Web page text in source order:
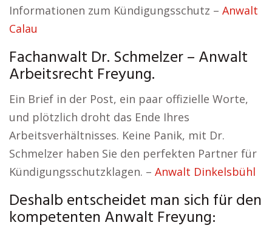
Informationen zum Kündigungsschutz – Anwalt
Calau
Fachanwalt Dr. Schmelzer – Anwalt
Arbeitsrecht Freyung.
Ein Brief in der Post, ein paar offizielle Worte,
und plötzlich droht das Ende Ihres
Arbeitsverhältnisses. Keine Panik, mit Dr.
Schmelzer haben Sie den perfekten Partner für
Kündigungsschutzklagen. – Anwalt Dinkelsbühl
Deshalb entscheidet man sich für den
kompetenten Anwalt Freyung: